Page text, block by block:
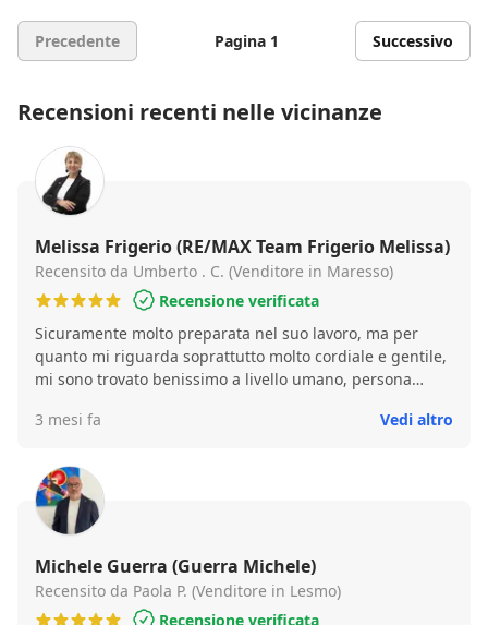
Precedente Pagina 1 Successivo
Recensioni recenti nelle vicinanze
Melissa Frigerio (RE/MAX Team Frigerio Melissa)
Recensito da Umberto . C. (Venditore in Maresso)
Recensione verificata
Sicuramente molto preparata nel suo lavoro, ma per
quanto mi riguarda soprattutto molto cordiale e gentile,
mi sono trovato benissimo a livello umano, persona
3 mesi fa
Vedi altro
Michele Guerra (Guerra Michele)
Recensito da Paola P. (Venditore in Lesmo)
Recensione verificata